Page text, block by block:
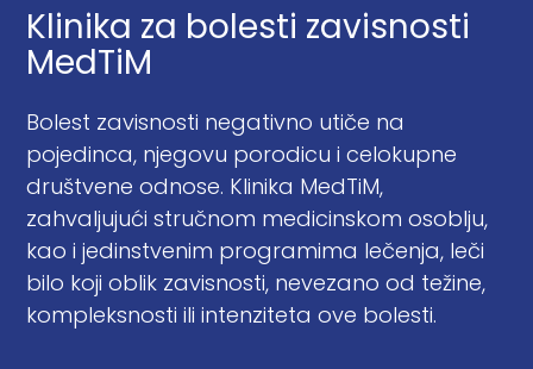
Klinika za bolesti zavisnosti
MedTiM
Bolest zavisnosti negativno utiče na
pojedinca, njegovu porodicu i celokupne
društvene odnose. Klinika MedTiM,
zahvaljujući stručnom medicinskom osoblju,
kao i jedinstvenim programima lečenja, leči
bilo koji oblik zavisnosti, nevezano od težine,
kompleksnosti ili intenziteta ove bolesti.